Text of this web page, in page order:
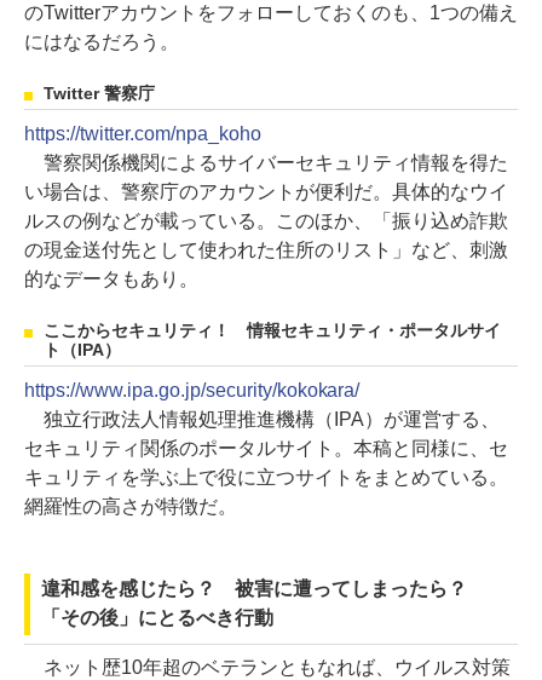
のTwitterアカウントをフォローしておくのも、1つの備え
にはなるだろう。
Twitter 警察庁
https://twitter.com/npa_koho
警察関係機関によるサイバーセキュリティ情報を得た
い場合は、警察庁のアカウントが便利だ。具体的なウイ
ルスの例などが載っている。このほか、「振り込め詐欺
の現金送付先として使われた住所のリスト」など、刺激
的なデータもあり。
ここからセキュリティ！ 情報セキュリティ・ポータルサイ
ト（IPA）
https://www.ipa.go.jp/security/kokokara/
独立行政法人情報処理推進機構（IPA）が運営する、
セキュリティ関係のポータルサイト。本稿と同様に、セ
キュリティを学ぶ上で役に立つサイトをまとめている。
網羅性の高さが特徴だ。
違和感を感じたら？ 被害に遭ってしまったら？
「その後」にとるべき行動
ネット歴10年超のベテランともなれば、ウイルス対策